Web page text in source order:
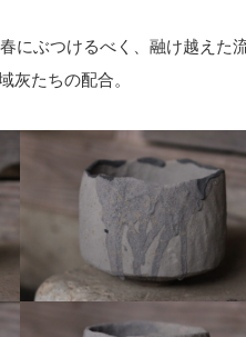
にぶつけるべく、融け越えた
灰たちの配合。